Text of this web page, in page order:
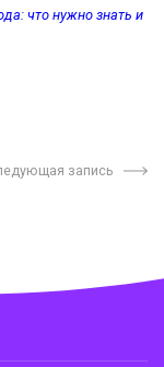
что нужно знать и
запись